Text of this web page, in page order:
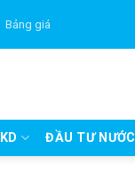
Bảng giá
ĐẦU TƯ